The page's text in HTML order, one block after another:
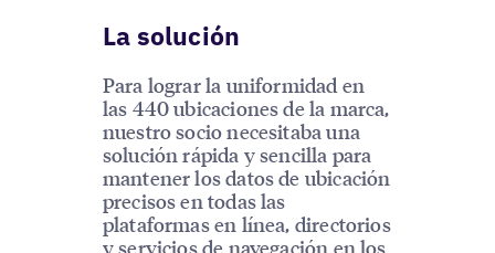
La solución
Para lograr la uniformidad en
las 440 ubicaciones de la marca,
nuestro socio necesitaba una
solución rápida y sencilla para
mantener los datos de ubicación
precisos en todas las
plataformas en línea, directorios
y servicios de navegación en los